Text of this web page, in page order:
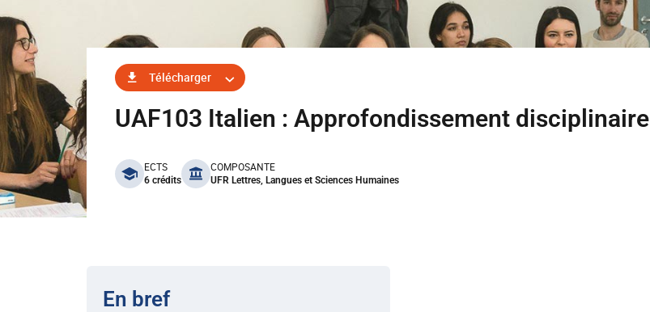
Télécharger
UAF103 Italien : Approfondissement disciplinaire
benefits
ECTS
6 crédits
COMPOSANTE
UFR Lettres, Langues et Sciences Humaines
En bref